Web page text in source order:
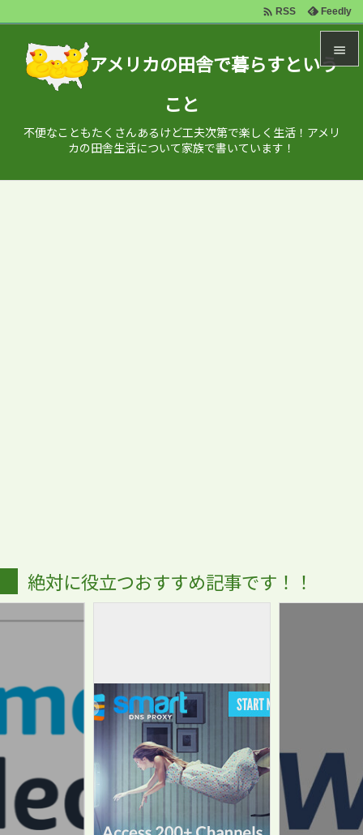


 RSS Feedly
アメリカの田舎で暮らすという
こと
不便なこともたくさんあるけど工夫次第で楽しく生活！アメリ
カの田舎生活について家族で書いています！
絶対に役立つおすすめ記事です！！